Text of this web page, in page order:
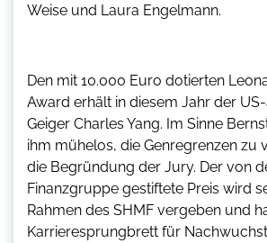
Weise und Laura Engelmann.
Den mit 10.000 Euro dotierten
Award erhält in diesem Jahr der
Geiger Charles Yang. Im Sinne
ihm mühelos, die Genregrenzen zu
die Begründung der Jury. Der von
Finanzgruppe gestiftete Preis wird
Rahmen des SHMF vergeben und
Karrieresprungbrett für